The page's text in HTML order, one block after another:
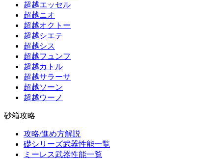
超越エッセル
超越ニオ
超越オクトー
超越シエテ
超越シス
超越フュンフ
超越カトル
超越サラーサ
超越ソーン
超越ウーノ
砂箱攻略
攻略/進め方解説
礎シリーズ武器性能一覧
ミーレス武器性能一覧